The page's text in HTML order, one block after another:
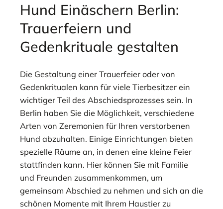
Hund Einäschern Berlin:
Trauerfeiern und
Gedenkrituale gestalten
Die Gestaltung einer Trauerfeier oder von
Gedenkritualen kann für viele Tierbesitzer ein
wichtiger Teil des Abschiedsprozesses sein. In
Berlin haben Sie die Möglichkeit, verschiedene
Arten von Zeremonien für Ihren verstorbenen
Hund abzuhalten. Einige Einrichtungen bieten
spezielle Räume an, in denen eine kleine Feier
stattfinden kann. Hier können Sie mit Familie
und Freunden zusammenkommen, um
gemeinsam Abschied zu nehmen und sich an die
schönen Momente mit Ihrem Haustier zu